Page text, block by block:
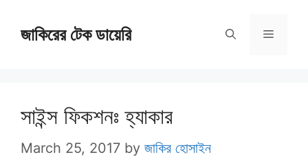
জাকিরের টেক ডায়েরি Menu
সাইন্স ফিকশনঃ হ্যাকার
March 25, 2017 by জাকির হোসাইন